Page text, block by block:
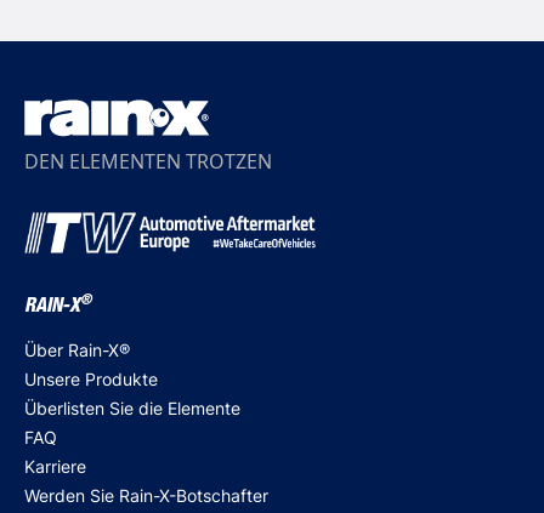
DEN ELEMENTEN TROTZEN
RAIN-X®
Über Rain-X®
Unsere Produkte
Überlisten Sie die Elemente
FAQ
Karriere
Werden Sie Rain-X-Botschafter